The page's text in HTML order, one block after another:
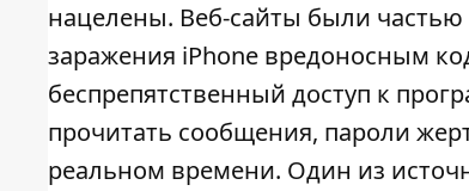
нацелены. Веб-сайты были
заражения iPhone вредоносным
беспрепятственный доступ к
прочитать сообщения, пароли
реальном времени. Один из